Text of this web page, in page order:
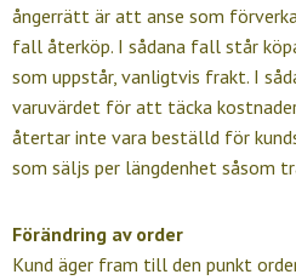
ångerrätt är att anse som
fall återköp. I sådana fall står
som uppstår, vanligtvis frakt. I
varuvärdet för att täcka
återtar inte vara beställd för
som säljs per längdenhet såsom
Förändring av order
Kund äger fram till den punkt